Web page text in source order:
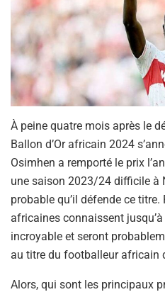
À peine quatre mois après le
Ballon d’Or africain 2024
Osimhen a remporté le prix
une saison 2023/24 difficile à
probable qu’il défende ce
africaines connaissent
incroyable et seront
au titre du footballeur africain
Alors, qui sont les principaux